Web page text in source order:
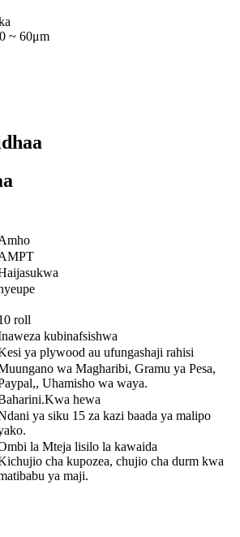
~ 60μm
roll
kubinafsishwa
ya plywood au ufungashaji rahisi
wa Magharibi, Gramu ya Pesa,
Uhamisho wa waya.
hewa
ya siku 15 za kazi baada ya malipo
la Mteja lisilo la kawaida
cha kupozea, chujio cha durm kwa
ya maji.